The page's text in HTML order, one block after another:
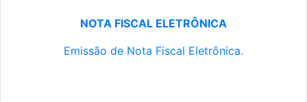
NOTA FISCAL ELETRÔNICA
Emissão de Nota Fiscal Eletrônica.